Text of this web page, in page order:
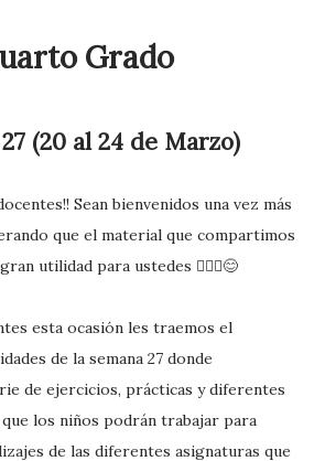
Grado
(20 al 24 de Marzo)
Sean bienvenidos una vez más
que el material que compartimos
utilidad para ustedes 🙋🏽‍♂️😊
esta ocasión les traemos el
de la semana 27 donde
de ejercicios, prácticas y diferentes
los niños podrán trabajar para
de las diferentes asignaturas que